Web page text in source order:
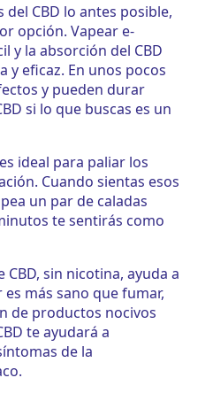
del CBD lo antes posible,
opción. Vapear e-
y la absorción del CBD
y eficaz. En unos pocos
y pueden durar
si lo que buscas es un
ideal para paliar los
Cuando sientas esos
un par de caladas
te sentirás como
sin nicotina, ayuda a
más sano que fumar,
de productos nocivos
te ayudará a
de la